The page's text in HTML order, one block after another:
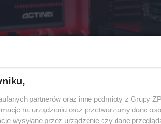
partnerów oraz inne podmioty z Grupy
na urządzeniu oraz przetwarzamy dane
wysyłane przez urządzenie czy dane